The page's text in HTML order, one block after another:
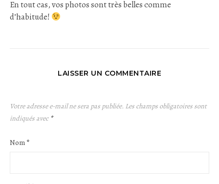
En tout cas, vos photos sont très belles comme
d’habitude!
LAISSER UN COMMENTAIRE
Votre adresse e-mail ne sera pas publiée. Les champs obligatoires sont
indiqués avec *
Nom *